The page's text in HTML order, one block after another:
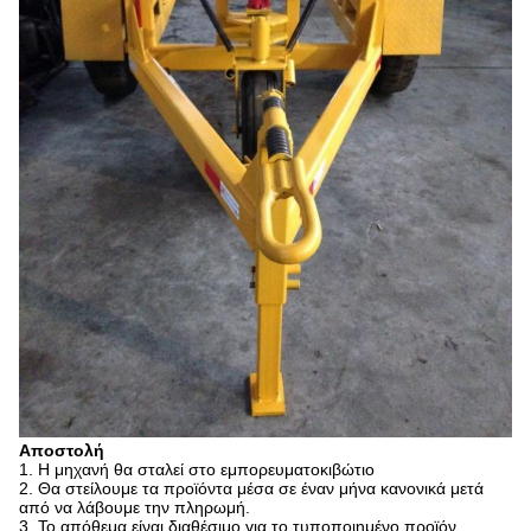
Αποστολή
1. Η μηχανή θα σταλεί στο εμπορευματοκιβώτιο
2. Θα στείλουμε τα προϊόντα μέσα σε έναν μήνα κανονικά μετά
από να λάβουμε την πληρωμή.
3. Το απόθεμα είναι διαθέσιμο για το τυποποιημένο προϊόν.